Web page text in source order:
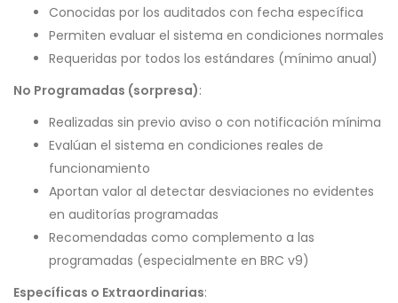
Conocidas por los auditados con fecha específica
Permiten evaluar el sistema en condiciones normales
Requeridas por todos los estándares (mínimo anual)
No Programadas (sorpresa):
Realizadas sin previo aviso o con notificación mínima
Evalúan el sistema en condiciones reales de
funcionamiento
Aportan valor al detectar desviaciones no evidentes
en auditorías programadas
Recomendadas como complemento a las
programadas (especialmente en BRC v9)
Específicas o Extraordinarias: